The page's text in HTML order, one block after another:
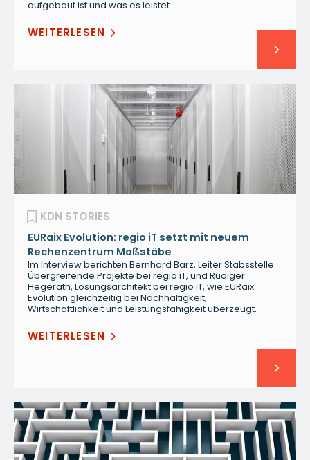
aufgebaut ist und was es leistet.
WEITERLESEN
KDN STORIES
EURaix Evolution: regio iT setzt mit neuem
Rechenzentrum Maßstäbe
Im Interview berichten Bernhard Barz, Leiter Stabsstelle
Übergreifende Projekte bei regio iT, und Rüdiger
Hegerath, Lösungsarchitekt bei regio iT, wie EURaix
Evolution gleichzeitig bei Nachhaltigkeit,
Wirtschaftlichkeit und Leistungsfähigkeit überzeugt.
WEITERLESEN